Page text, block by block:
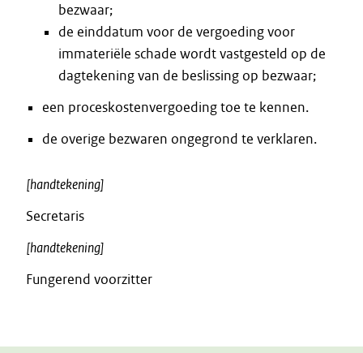
bezwaar;
de einddatum voor de vergoeding voor
immateriële schade wordt vastgesteld op de
dagtekening van de beslissing op bezwaar;
een proceskostenvergoeding toe te kennen.
de overige bezwaren ongegrond te verklaren.
[handtekening]
Secretaris
[handtekening]
Fungerend voorzitter